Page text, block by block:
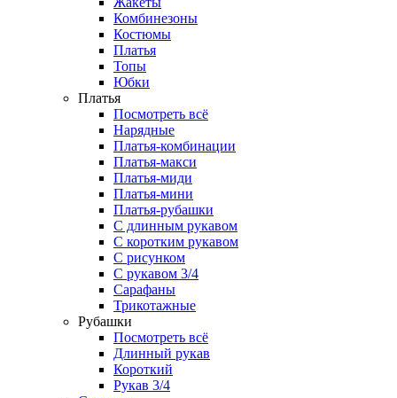
Комбинезоны
Костюмы
Платья
Топы
Юбки
Платья
Посмотреть всё
Нарядные
Платья-комбинации
Платья-макси
Платья-миди
Платья-мини
Платья-рубашки
С длинным рукавом
С коротким рукавом
С рисунком
С рукавом 3/4
Сарафаны
Трикотажные
Рубашки
Посмотреть всё
Длинный рукав
Короткий
Рукав 3/4